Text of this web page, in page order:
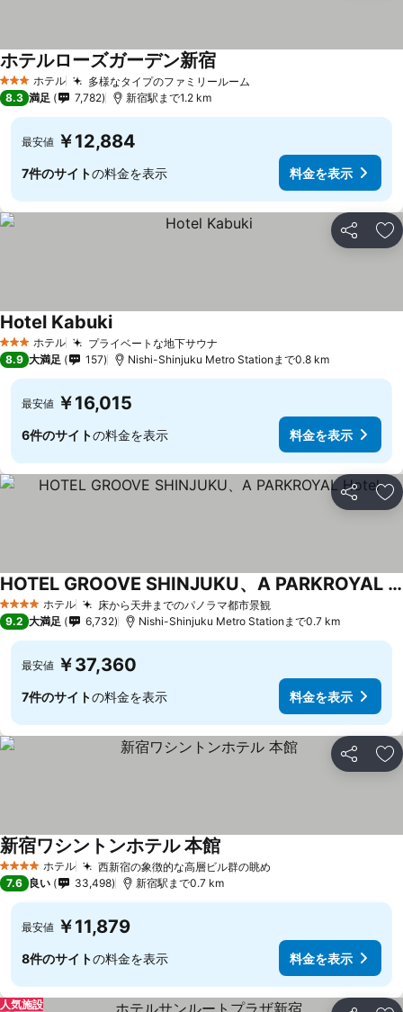
3 ホテルのランク
ホテル 多様なタイプのファミリールーム
ホテルローズガーデン新宿
8.3 満足 7,782 新宿駅まで1.2 km
最安値 ￥12,884
7件のサイトの料金を表示 料金を表示
シェア お
3 ホテルのランク
ホテル プライベートな地下サウナ
Hotel Kabuki料金を表示
8.9 大満足 157 Nishi-Shinjuku Metro Stationまで0.8 km
最安値 ￥16,015
6件のサイトの料金を表示 料金を表示
シェア お
4 ホテルのランク
ホテル 床から天井までのパノラマ都市景観料金を表示
HOTEL GROOVE SHINJUKU、A PARKROYAL Hotel
料金を表示
9.2 大満足 6,732 Nishi-Shinjuku Metro Stationまで0.7 km
最安値 ￥37,360
7件のサイトの料金を表示 料金を表示
シェア お
4 ホテルのランク
ホテル 西新宿の象徴的な高層ビル群の眺め
新宿ワシントンホテル 本館
7.6 良い 33,498 新宿駅まで0.7 km
最安値 ￥11,879
8件のサイトの料金を表示 料金を表示
人気施設